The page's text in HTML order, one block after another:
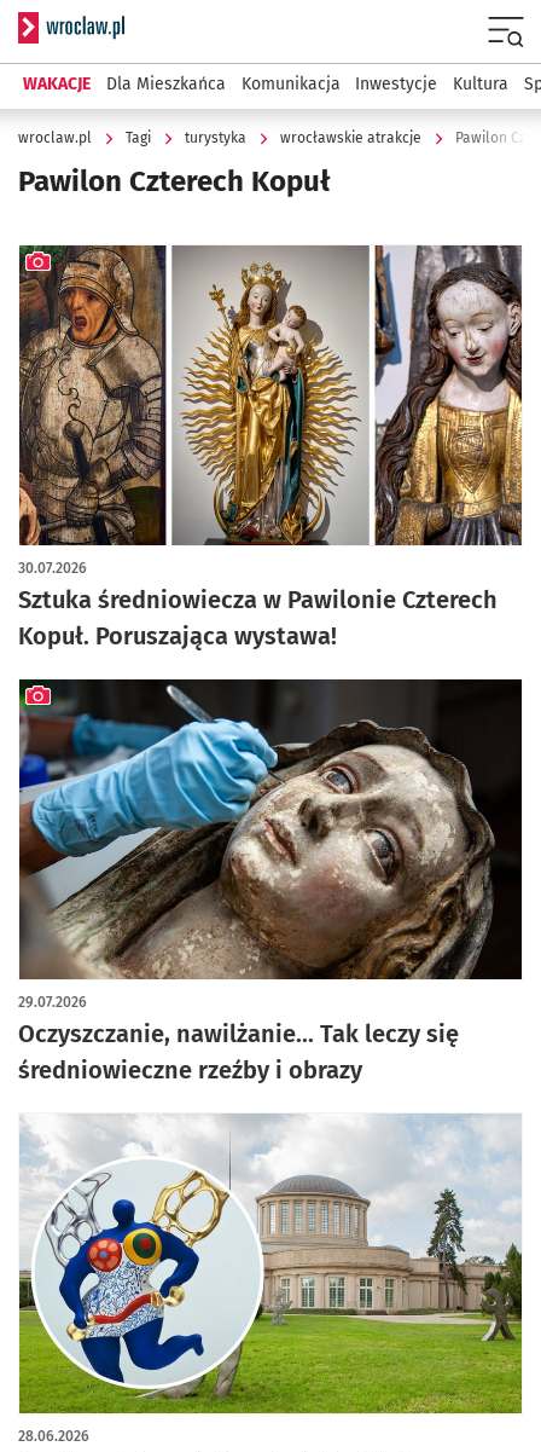
Serwis informacyjny wroclaw.pl
WAKACJE Dla Mieszkańca Komunikacja Inwestycje Kultura
wroclaw.pl Tagi turystyka wrocławskie atrakcje Pawilon
Pawilon Czterech Kopuł
Sztuka średniowiecza w Pawilonie Czterech
Kopuł. Poruszająca wystawa!
30.07.2026
artykuł z galerią zdjęć
Oczyszczanie, nawilżanie... Tak leczy się
średniowieczne rzeźby i obrazy
29.07.2026
artykuł z galerią zdjęć
28.06.2026